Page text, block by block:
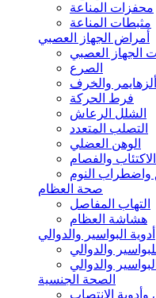
محفزات المناعة
مثبطات المناعة
أمراض الجهاز العصبي
الجهاز العصبي
الصرع
ألزهايمر والخرف
فرط الحركة
الشلل الرعاش
التصلب المتعدد
الوهن العضلي
والفصام
واضطراب النوم
صحة العظام
التهاب المفاصل
هشاشة العظام
أدوية البواسير والدوالي
والدوالي
والدوالي
الصحة الجنسية
الانتصاب